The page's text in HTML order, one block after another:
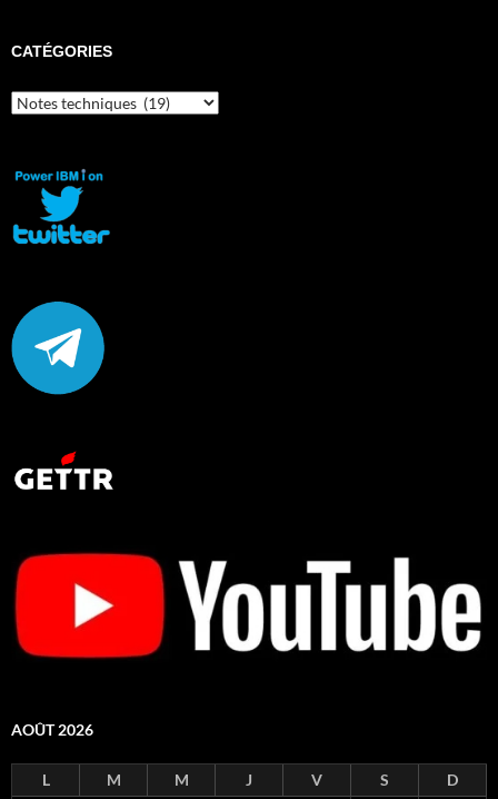
CATÉGORIES
Catégories
AOÛT 2026
L M M J V S D